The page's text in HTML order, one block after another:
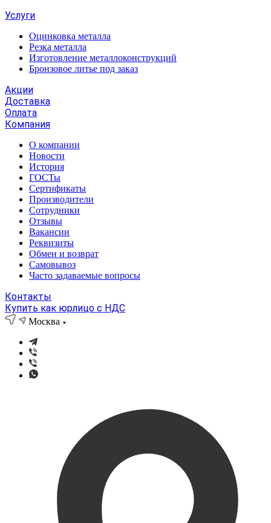
Услуги
Оцинковка металла
Резка металла
Изготовление металлоконструкций
Бронзовое литье под заказ
Акции
Доставка
Оплата
Компания
О компании
Новости
История
ГОСТы
Сертификаты
Производители
Сотрудники
Отзывы
Вакансии
Реквизиты
Обмен и возврат
Самовывоз
Часто задаваемые вопросы
Контакты
Купить как юрлицо с НДС
Москва